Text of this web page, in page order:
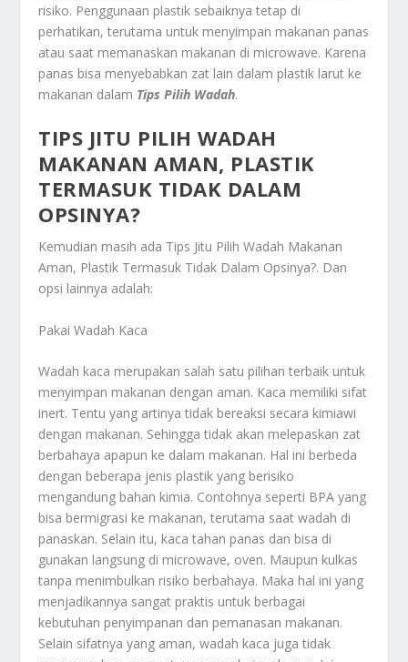
risiko. Penggunaan plastik sebaiknya tetap di
perhatikan, terutama untuk menyimpan makanan panas
atau saat memanaskan makanan di microwave. Karena
panas bisa menyebabkan zat lain dalam plastik larut ke
makanan dalam Tips Pilih Wadah.
TIPS JITU PILIH WADAH
MAKANAN AMAN, PLASTIK
TERMASUK TIDAK DALAM
OPSINYA?
Kemudian masih ada Tips Jitu Pilih Wadah Makanan
Aman, Plastik Termasuk Tidak Dalam Opsinya?. Dan
opsi lainnya adalah:
Pakai Wadah Kaca
Wadah kaca merupakan salah satu pilihan terbaik untuk
menyimpan makanan dengan aman. Kaca memiliki sifat
inert. Tentu yang artinya tidak bereaksi secara kimiawi
dengan makanan. Sehingga tidak akan melepaskan zat
berbahaya apapun ke dalam makanan. Hal ini berbeda
dengan beberapa jenis plastik yang berisiko
mengandung bahan kimia. Contohnya seperti BPA yang
bisa bermigrasi ke makanan, terutama saat wadah di
panaskan. Selain itu, kaca tahan panas dan bisa di
gunakan langsung di microwave, oven. Maupun kulkas
tanpa menimbulkan risiko berbahaya. Maka hal ini yang
menjadikannya sangat praktis untuk berbagai
kebutuhan penyimpanan dan pemanasan makanan.
Selain sifatnya yang aman, wadah kaca juga tidak